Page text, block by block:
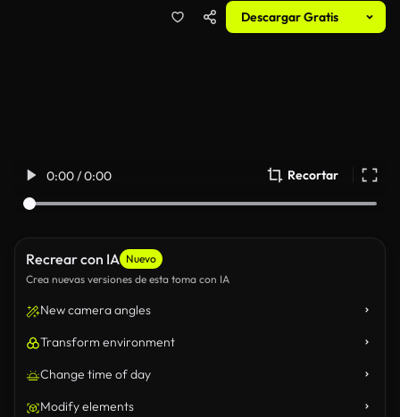
Descargar Gratis
0:00 / 0:00 Recortar
Recrear con IA Nuevo
Crea nuevas versiones de esta toma con IA
New camera angles
Transform environment
Change time of day
Modify elements